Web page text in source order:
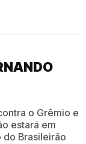
o Grêmio e
estará em
Brasileirão